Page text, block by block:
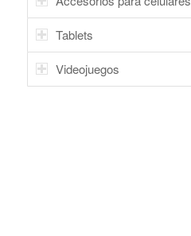
Tablets
Videojuegos